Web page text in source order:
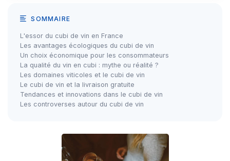
SOMMAIRE
L'essor du cubi de vin en France
Les avantages écologiques du cubi de vin
Un choix économique pour les consommateurs
La qualité du vin en cubi : mythe ou réalité ?
Les domaines viticoles et le cubi de vin
Le cubi de vin et la livraison gratuite
Tendances et innovations dans le cubi de vin
Les controverses autour du cubi de vin